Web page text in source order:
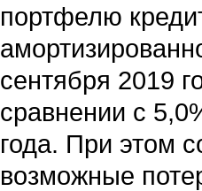
портфелю
сентября 2019
сравнении с
года. При этом
возможные